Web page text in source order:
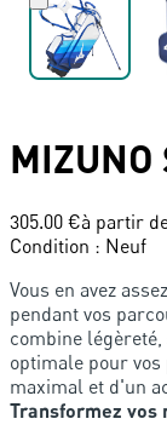
MIZUNO
305.00 €à partir
Condition : Neuf
Vous en avez
pendant vos
combine légèreté,
optimale pour
maximal et d'un
Transformez vos